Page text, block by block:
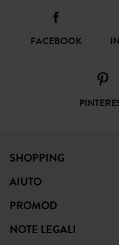
FACEBOOK
SHOPPING
AIUTO
PROMOD
NOTE LEGALI